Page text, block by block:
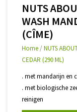
NUTS
WASH
(CÎME)
Home /NUTS
CEDAR (290 ML)
. met mandarijn en
. met biologische
reinigen